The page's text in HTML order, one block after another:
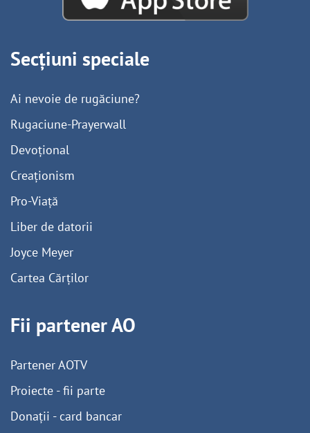
Secțiuni speciale
Ai nevoie de rugăciune?
Rugaciune-Prayerwall
Devoțional
Creaționism
Pro-Viață
Liber de datorii
Joyce Meyer
Cartea Cărților
Fii partener AO
Partener AOTV
Proiecte - fii parte
Donații - card bancar